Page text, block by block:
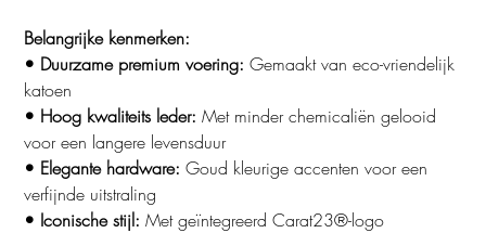
Belangrijke kenmerken:
• Duurzame premium voering:Gemaakt van eco-vriendelijk
katoen
• Hoog kwaliteits leder:Met minder chemicaliën gelooid
voor een langere levensduur
• Elegante hardware: Goud kleurige accenten voor een
verfijnde uitstraling
• Iconische stijl:Met geïntegreerd Carat23®-logo